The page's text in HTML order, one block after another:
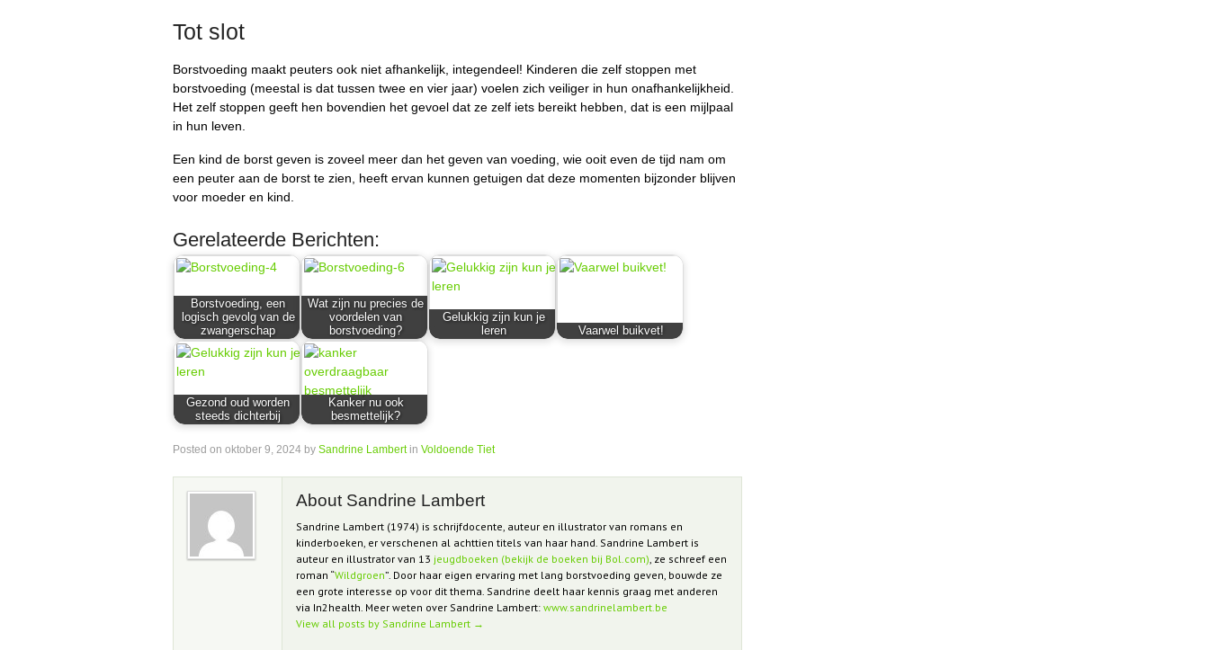
Tot slot
Borstvoeding maakt peuters ook niet afhankelijk, integendeel! Kinderen die zelf stoppen met
borstvoeding (meestal is dat tussen twee en vier jaar) voelen zich veiliger in hun onafhankelijkheid.
Het zelf stoppen geeft hen bovendien het gevoel dat ze zelf iets bereikt hebben, dat is een mijlpaal
in hun leven.
Een kind de borst geven is zoveel meer dan het geven van voeding, wie ooit even de tijd nam om
een peuter aan de borst te zien, heeft ervan kunnen getuigen dat deze momenten bijzonder blijven
voor moeder en kind.
Gerelateerde Berichten:
Borstvoeding, een
logisch gevolg van de
zwangerschap
Wat zijn nu precies de
voordelen van
borstvoeding?
Gelukkig zijn kun je
leren
Vaarwel buikvet!
Gezond oud worden
steeds dichterbij
Kanker nu ook
besmettelijk?
Posted on oktober 9, 2024 by Sandrine Lambert in Voldoende Tiet
About Sandrine Lambert
Sandrine Lambert (1974) is schrijfdocente, auteur en illustrator van romans en
kinderboeken, er verschenen al achttien titels van haar hand. Sandrine Lambert is
auteur en illustrator van 13 jeugdboeken (bekijk de boeken bij Bol.com), ze schreef een
roman “Wildgroen”. Door haar eigen ervaring met lang borstvoeding geven, bouwde ze
een grote interesse op voor dit thema. Sandrine deelt haar kennis graag met anderen
via In2health. Meer weten over Sandrine Lambert: www.sandrinelambert.be
View all posts by Sandrine Lambert →